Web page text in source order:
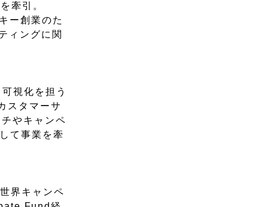
牽引。
ー創業のた
ィングに関
視化を担う
スタマーサ
やキャンペ
て事業を牽
界キャンペ